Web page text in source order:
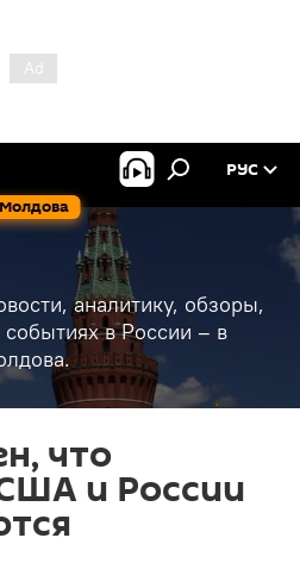
Молдова
РУС
аналитику, обзоры,
в России – в
что
и России